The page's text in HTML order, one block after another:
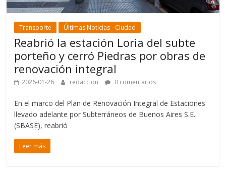
Transporte Últimas Noticias - Ciudad
Reabrió la estación Loria del subte
porteño y cerró Piedras por obras de
renovación integral
2026-01-26 redaccion 0 comentarios
En el marco del Plan de Renovación Integral de Estaciones
llevado adelante por Subterráneos de Buenos Aires S.E.
(SBASE), reabrió
Leer más